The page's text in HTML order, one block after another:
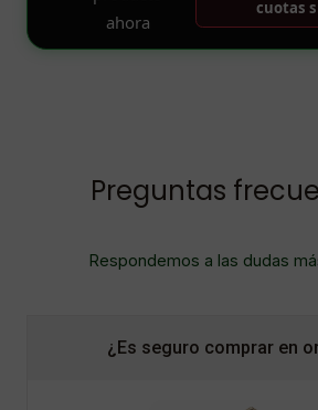
Preguntas
Respondemos a las dudas
¿Es seguro comprar en